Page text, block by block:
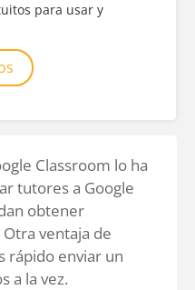
para usar y
Classroom lo ha
tutores a Google
obtener
ventaja de
rápido enviar un
a la vez.